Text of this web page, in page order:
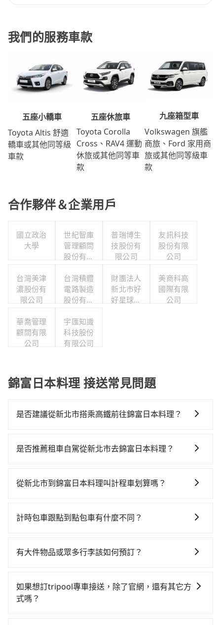
我們的服務車款
五座小轎車
Toyota Altis 舒適
轎車或其他同等級
車款
五座休旅車
Toyota Corolla
Cross、RAV4 運動
休旅或其他同等車
款
九座箱型車
Volkswagen 旗艦
商旅、Ford 家用商
旅或其他同等級車
款
合作夥伴＆企業用戶
國立政治
大學
世紀智庫
管理顧問
股份有限
普瑞博生
技股份有
限公司
友訊科技
股份有限
公司
台灣美津
濃股份有
限公司
台灣積體
電路製造
股份有限
財團法人
新北市好
好星球文
美商科高
國際有限
公司
華喬管理
顧問有限
公司
宇匯知識
科技股份
有限公司
錦富日本料理 接送常見問題
是否建議從新北市搭乘高鐵前往錦富日本料理？
貴、費時、轉車麻煩！板橋-台北雖然一天最多時有93班
最靠近的板橋高鐵站，叫一輛計程車花費約800元、車程
高鐵從板橋站前往台北高鐵站，每人票價40元，再用15
區) 的目的地。全程加上轉車時間共1小時53分鐘，假設
51分鐘。選擇搭乘高鐵而不預約包車，不僅至少額外負
擔10元車資，而且更會額外浪費62分鐘在轉乘與等車
是否推薦租車自駕從新北市去錦富日本料理？
時不需要閉目養神（因為要自己開車），最重要的是你
$115~205承租小轎車，每公里再額外加收$3.2，從新北
目的地後多久原路返回），雖已將eTag和可能的每小時
型，如Toyota Yaris、Prius C、Vios這類乘坐體驗較差
的車款，如果人數超過四位，更是沒有較大的七人座或
從新北市到錦富日本料理叫計程車划算嗎？
灣大車隊、Uber、Line Taxi、Yoxi等。依照里程跳錶計
時，叫兩輛計程車的費用就貴了，若改選tripool的專車
計時包車跟點到點包車有什麼不同？
不同之處： 計時包車：計時包車是按照用車時間來計
多個地點間來回穿梭的客戶，例如市區觀光、商務差旅
等。 點到點包車：點到點包車是按照里程和目的地來計
有大件物品或眾多行李該如何預訂？
30吋的行李箱，但如有大件行李、衝浪板、樂器、廣告
看板、床墊、折疊單車、家電等，在乘客人數不多的情
如果想訂tripool專車接送，除了官網，還有其它方
式嗎？